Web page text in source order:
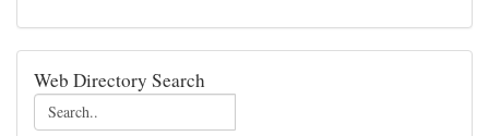
Web Directory Search